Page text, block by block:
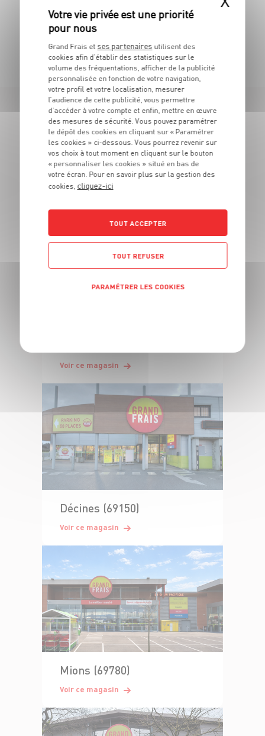
TOUTES NOS PROMOTIONS
LES MAGASINS
À PROXIMITÉ
Vous souhaitez connaitre les magasins proches de votre
Grand Frais habituel ? Trouvez ci-dessous ceux qui sont les
Voir ce magasin
Décines (69150)
Voir ce magasin
Mions (69780)
Voir ce magasin
Grand Frais et ses partenaires utilisent des
cookies afin d’établir des statistiques sur le
volume des fréquentations, afficher de la publicité
personnalisée en fonction de votre navigation,
votre profil et votre localisation, mesurer
l’audience de cette publicité, vous permettre
d’accéder à votre compte et enfin, mettre en œuvre
des mesures de sécurité. Vous pouvez paramétrer
le dépôt des cookies en cliquant sur « Paramétrer
les cookies » ci-dessous. Vous pourrez revenir sur
vos choix à tout moment en cliquant sur le bouton
« personnaliser les cookies » situé en bas de
votre écran. Pour en savoir plus sur la gestion des
cookies, cliquez-ici
TOUT ACCEPTER
TOUT REFUSER
PARAMÉTRER LES COOKIES